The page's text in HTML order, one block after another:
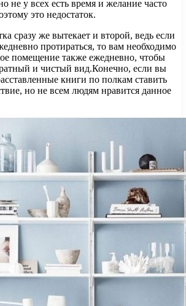
не у всех есть время и желание часто
это недостаток.
сразу же вытекает и второй, ведь если
протираться, то вам необходимо
помещение также ежедневно, чтобы
и чистый вид.Конечно, если вы
книги по полкам ставить
но не всем людям нравится данное